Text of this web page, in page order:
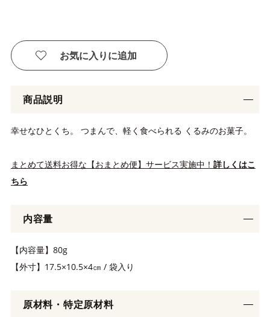
お気に入りに追加
商品説明
幸せなひとくち。 つまんで、軽く食べられる くるみのお菓子。
まとめて送料お得な【おまとめ便】サービス実施中！ 詳しくはこ
ちら
内容量
【内容量】80g
【外寸】17.5×10.5×4㎝ / 袋入り
原材料・特定原材料